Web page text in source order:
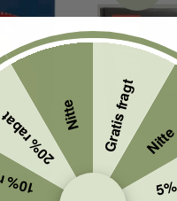
Gratis fragt Nitte
rabatNitte